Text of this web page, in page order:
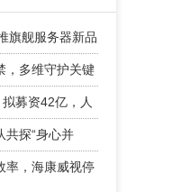
旗舰服务器新品
，多维守护关键
募资42亿，人
共探“身心并
率，海康威视停